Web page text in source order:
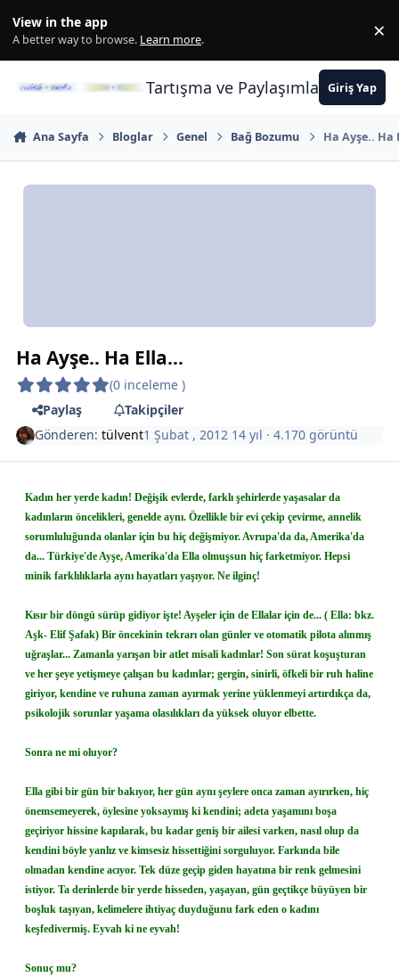
View in the app
A better way to browse. Learn more. ×
Tartışma ve PaylaşımlarınGiriş Yap
Ana Sayfa Bloglar Genel Bağ Bozumu Ha Ayşe.. Ha
Ha Ayşe.. Ha Ella...
(0 inceleme )
Paylaş
Takipçiler
Gönderen:tülvent1 Şubat , 2012 14 yıl · 4.170 görüntü
Kadın her yerde kadın! Değişik evlerde, farklı şehirlerde yaşasalar da
kadınların öncelikleri, genelde aynı. Özellikle bir evi çekip çevirme, annelik
sorumluluğunda olanlar için bu hiç değişmiyor. Avrupa'da da, Amerika'da
da... Türkiye'de Ayşe, Amerika'da Ella olmuşsun hiç farketmiyor. Hepsi
minik farklılıklarla aynı hayatları yaşıyor. Ne ilginç!
Kısır bir döngü sürüp gidiyor işte! Ayşeler için de Ellalar için de... ( Ella: bkz.
Aşk- Elif Şafak) Bir öncekinin tekrarı olan günler ve otomatik pilota alınmış
uğraşlar... Zamanla yarışan bir atlet misali kadınlar! Son sürat koşuşturan
ve her şeye yetişmeye çalışan bu kadınlar; gergin, sinirli, öfkeli bir ruh haline
giriyor, kendine ve ruhuna zaman ayırmak yerine yüklenmeyi artırdıkça da,
psikolojik sorunlar yaşama olasılıkları da yüksek oluyor elbette.
Sonra ne mi oluyor?
Ella gibi bir gün bir bakıyor, her gün aynı şeylere onca zaman ayırırken, hiç
önemsemeyerek, öylesine yoksaymış ki kendini; adeta yaşamını boşa
geçiriyor hissine kapılarak, bu kadar geniş bir ailesi varken, nasıl olup da
kendini böyle yanlız ve kimsesiz hissettiğini sorguluyor. Farkında bile
olmadan kendine acıyor. Tek düze geçip giden hayatına bir renk gelmesini
istiyor. Ta derinlerde bir yerde hisseden, yaşayan, gün geçtikçe büyüyen bir
boşluk taşıyan, kelimelere ihtiyaç duyduğunu fark eden o kadını
keşfedivermiş. Eyvah ki ne eyvah!
Sonuç mu?